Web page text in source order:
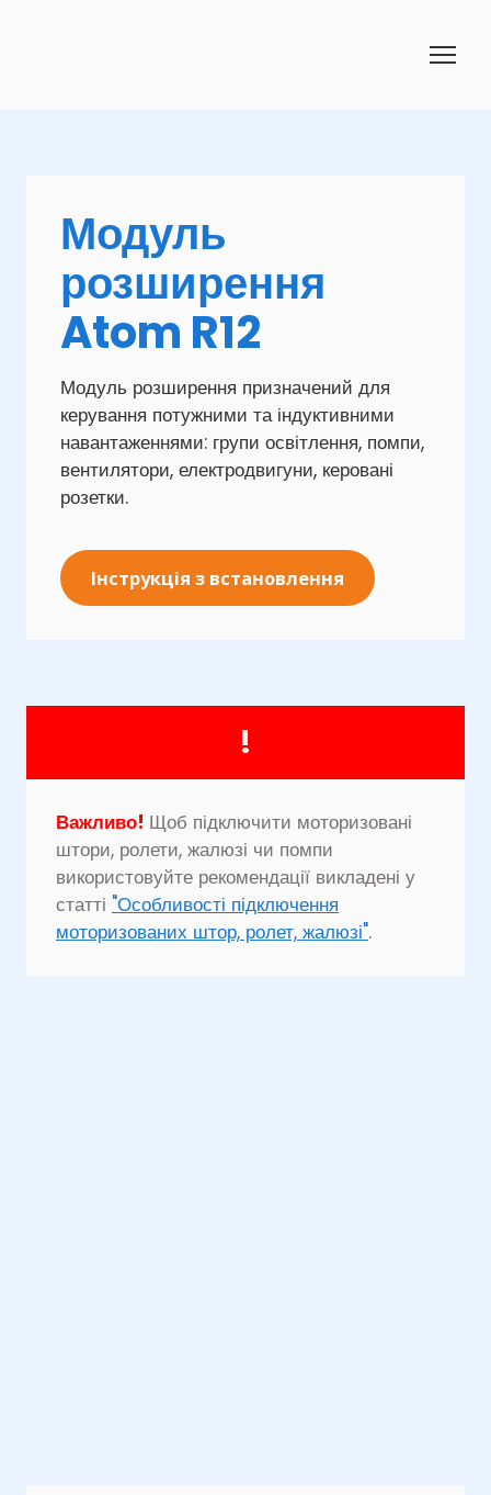
Модуль
розширення
Atom R12
Модуль розширення призначений для
керування потужними та індуктивними
навантаженнями: групи освітлення, помпи,
вентилятори, електродвигуни, керовані
розетки.
Інструкція з встановлення
!
Важливо! Щоб підключити моторизовані
штори, ролети, жалюзі чи помпи
використовуйте рекомендації викладені у
статті "Особливості підключення
моторизованих штор, ролет, жалюзі".